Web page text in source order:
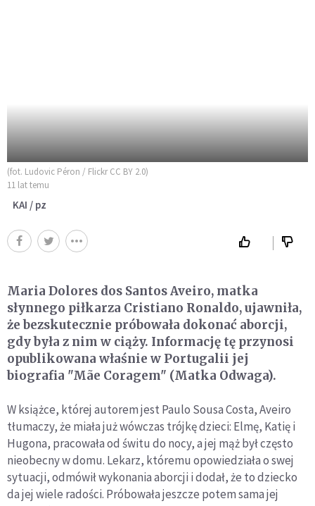
(fot. Ludovic Péron / Flickr CC BY 2.0)
11 lat temu
KAI / pz
Maria Dolores dos Santos Aveiro, matka
słynnego piłkarza Cristiano Ronaldo, ujawniła,
że bezskutecznie próbowała dokonać aborcji,
gdy była z nim w ciąży. Informację tę przynosi
opublikowana właśnie w Portugalii jej
biografia "Mãe Coragem" (Matka Odwaga).
W książce, której autorem jest Paulo Sousa Costa, Aveiro
tłumaczy, że miała już wówczas trójkę dzieci: Elmę, Katię i
Hugona, pracowała od świtu do nocy, a jej mąż był często
nieobecny w domu. Lekarz, któremu opowiedziała o swej
sytuacji, odmówił wykonania aborcji i dodał, że to dziecko
da jej wiele radości. Próbowała jeszcze potem sama jej